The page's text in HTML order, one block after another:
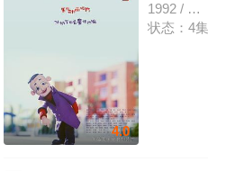
4.0
1992 / 大陆 / 动画,短片,儿童,奇幻,冒险,国产动漫
状态：4集全